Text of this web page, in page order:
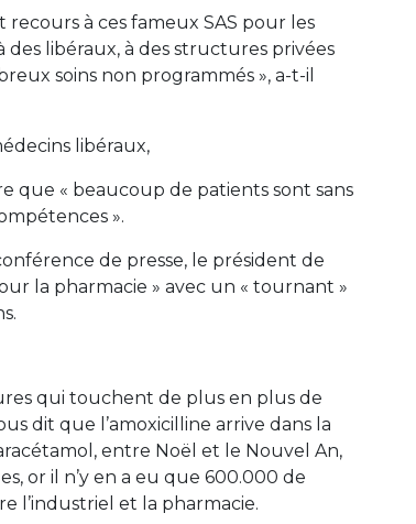
à ces fameux SAS pour les
libéraux, à des structures privées
soins non programmés », a-t-il
libéraux,
que « beaucoup de patients sont sans
».
de presse, le président de
la pharmacie » avec un « tournant »
qui touchent de plus en plus de
dit que l’amoxicilline arrive dans la
entre Noël et le Nouvel An,
or il n’y en a eu que 600.000 de
l’industriel et la pharmacie.